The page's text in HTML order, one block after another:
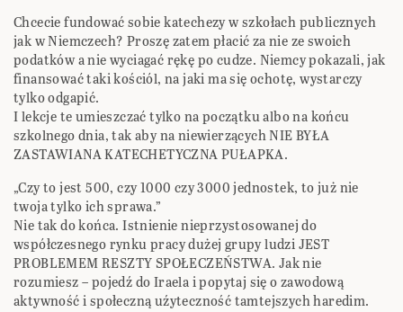
Chcecie fundować sobie katechezy w szkołach publicznych
jak w Niemczech? Proszę zatem płacić za nie ze swoich
podatków a nie wyciagać rękę po cudze. Niemcy pokazali, jak
finansować taki kościól, na jaki ma się ochotę, wystarczy
tylko odgapić.
I lekcje te umieszczać tylko na początku albo na końcu
szkolnego dnia, tak aby na niewierzących NIE BYŁA
ZASTAWIANA KATECHETYCZNA PUŁAPKA.
„Czy to jest 500, czy 1000 czy 3000 jednostek, to już nie
twoja tylko ich sprawa.”
Nie tak do końca. Istnienie nieprzystosowanej do
współczesnego rynku pracy dużej grupy ludzi JEST
PROBLEMEM RESZTY SPOŁECZEŃSTWA. Jak nie
rozumiesz – pojedź do Iraela i popytaj się o zawodową
aktywność i społeczną uźyteczność tamtejszych haredim.